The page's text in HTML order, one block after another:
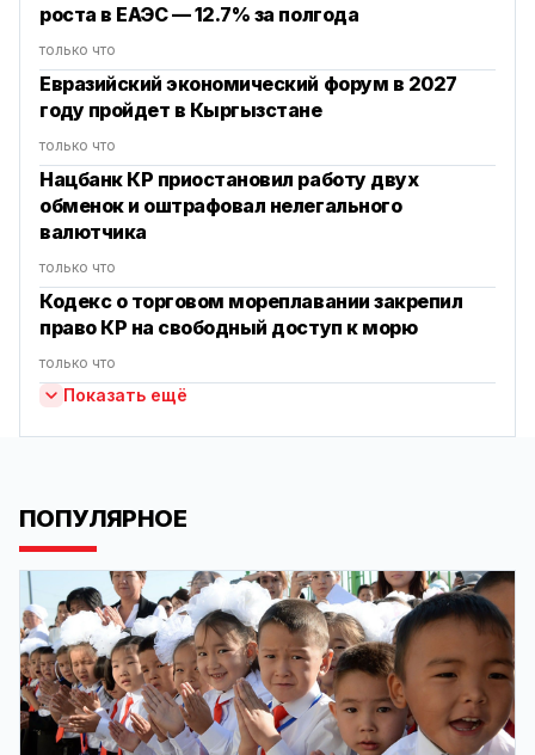
роста в ЕАЭС — 12.7% за полгода
только что
Евразийский экономический форум в 2027
году пройдет в Кыргызстане
только что
Нацбанк КР приостановил работу двух
обменок и оштрафовал нелегального
валютчика
только что
Кодекс о торговом мореплавании закрепил
право КР на свободный доступ к морю
только что
Показать ещё
ПОПУЛЯРНОЕ